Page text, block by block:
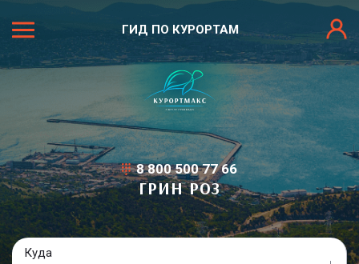
ГИД ПО КУРОРТАМ
8 800 500 77 66
ГРИН РОЗ
Куда